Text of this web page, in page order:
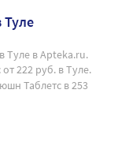
Туле в Apteka.ru.
222 руб. в Туле.
Таблетс в 253